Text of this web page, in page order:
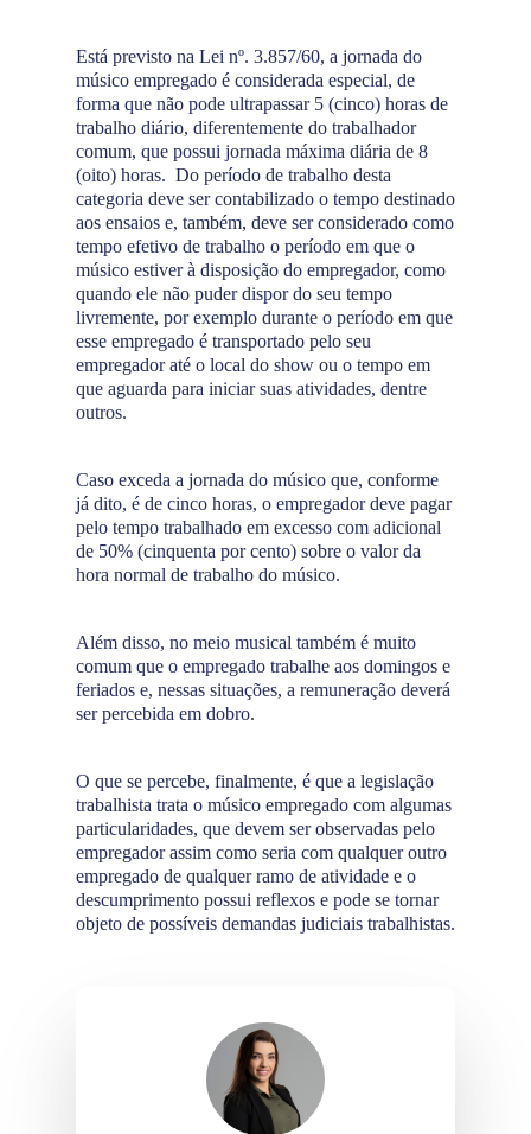
Está previsto na Lei nº. 3.857/60, a jornada do
músico empregado é considerada especial, de
forma que não pode ultrapassar 5 (cinco) horas de
trabalho diário, diferentemente do trabalhador
comum, que possui jornada máxima diária de 8
(oito) horas. Do período de trabalho desta
categoria deve ser contabilizado o tempo destinado
aos ensaios e, também, deve ser considerado como
tempo efetivo de trabalho o período em que o
músico estiver à disposição do empregador, como
quando ele não puder dispor do seu tempo
livremente, por exemplo durante o período em que
esse empregado é transportado pelo seu
empregador até o local do show ou o tempo em
que aguarda para iniciar suas atividades, dentre
outros.
Caso exceda a jornada do músico que, conforme
já dito, é de cinco horas, o empregador deve pagar
pelo tempo trabalhado em excesso com adicional
de 50% (cinquenta por cento) sobre o valor da
hora normal de trabalho do músico.
Além disso, no meio musical também é muito
comum que o empregado trabalhe aos domingos e
feriados e, nessas situações, a remuneração deverá
ser percebida em dobro.
O que se percebe, finalmente, é que a legislação
trabalhista trata o músico empregado com algumas
particularidades, que devem ser observadas pelo
empregador assim como seria com qualquer outro
empregado de qualquer ramo de atividade e o
descumprimento possui reflexos e pode se tornar
objeto de possíveis demandas judiciais trabalhistas.